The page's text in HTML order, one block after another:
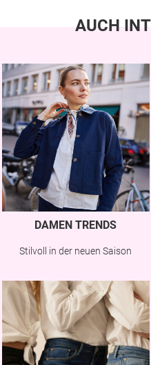
AUCH
DAMEN TRENDS
Stilvoll in der neuen Saison